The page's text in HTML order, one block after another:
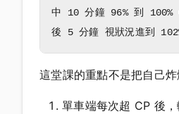
中 10 分鐘 96% 到 100%
這堂課的重點不是把自己炸
單車端每次超 CP 後